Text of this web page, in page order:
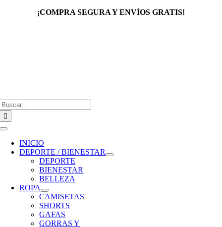
¡COMPRA SEGURA Y ENVÍOS GRATIS!
Toggle
Navigation
INICIO
DEPORTE / BIENESTAR
DEPORTE
BIENESTAR
BELLEZA
ROPA
CAMISETAS
SHORTS
GAFAS
GORRAS Y